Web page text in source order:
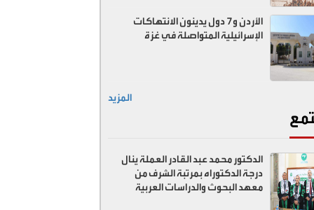
الأردن و7 دول يدينون الانتهاكات
الإسرائيلية المتواصلة في غزة
المزيد
الدكتور محمد عبد القادر العملة ينال
درجة الدكتوراه بمرتبة الشرف من
معهد البحوث والدراسات العربية